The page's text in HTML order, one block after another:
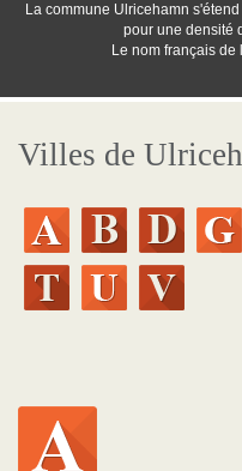
La commune Ulricehamn
pour une densité
Le nom français
Villes de